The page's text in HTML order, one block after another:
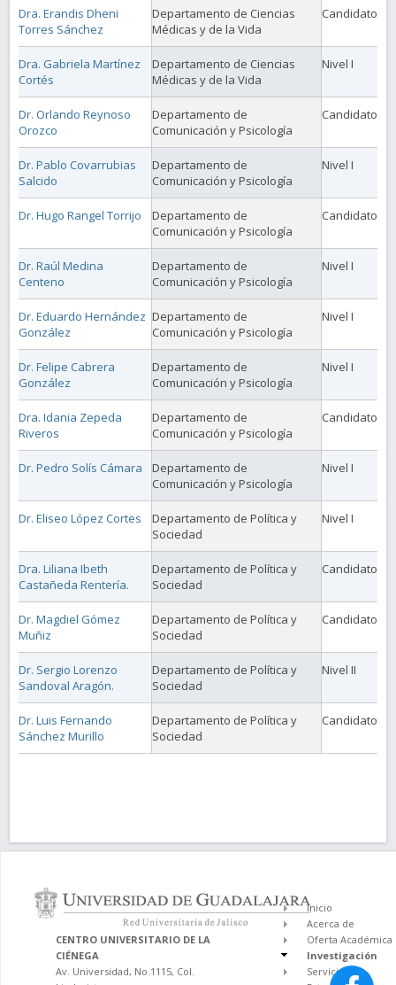
Dra. Erandis Dheni
Torres Sánchez
Departamento de Ciencias
Médicas y de la Vida
Candidato
Dra. Gabriela Martínez
Cortés
Departamento de Ciencias
Médicas y de la Vida
Nivel I
Dr. Orlando Reynoso
Orozco
Departamento de
Comunicación y Psicología
Candidato
Dr. Pablo Covarrubias
Salcido
Departamento de
Comunicación y Psicología
Nivel I
Dr. Hugo Rangel Torrijo
Departamento de
Comunicación y Psicología
Candidato
Dr. Raúl Medina
Centeno
Departamento de
Comunicación y Psicología
Nivel I
Dr. Eduardo Hernández
González
Departamento de
Comunicación y Psicología
Nivel I
Dr. Felipe Cabrera
González
Departamento de
Comunicación y Psicología
Nivel I
Dra. Idania Zepeda
Riveros
Departamento de
Comunicación y Psicología
Candidato
Dr. Pedro Solís Cámara
Departamento de
Comunicación y Psicología
Nivel I
Dr. Eliseo López Cortes
Departamento de Política y
Sociedad
Nivel I
Dra. Liliana Ibeth
Castañeda Rentería.
Departamento de Política y
Sociedad
Candidato
Dr. Magdiel Gómez
Muñiz
Departamento de Política y
Sociedad
Candidato
Dr. Sergio Lorenzo
Sandoval Aragón.
Departamento de Política y
Sociedad
Nivel II
Dr. Luis Fernando
Sánchez Murillo
Departamento de Política y
Sociedad
Candidato
CENTRO UNIVERSITARIO DE LA
CIÉNEGA
Av. Universidad, No.1115, Col.
Inicio
Acerca de
Oferta Académica
Investigación
Servicios